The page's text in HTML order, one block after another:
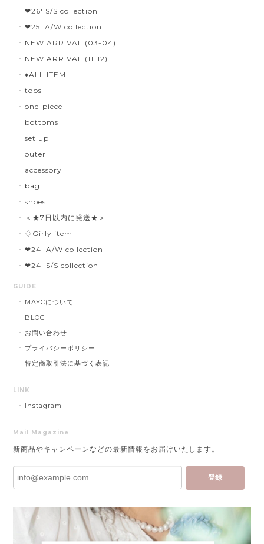
❤︎26' S/S collection
❤︎25' A/W collection
NEW ARRIVAL (03-04)
NEW ARRIVAL (11-12)
♦︎ALL ITEM
tops
one-piece
bottoms
set up
outer
accessory
bag
shoes
＜★7日以内に発送★＞
♢Girly item
❤︎24' A/W collection
❤︎24' S/S collection
GUIDE
MAYCについて
BLOG
お問い合わせ
プライバシーポリシー
特定商取引法に基づく表記
LINK
Instagram
Mail Magazine
新商品やキャンペーンなどの最新情報をお届けいたします。
登録